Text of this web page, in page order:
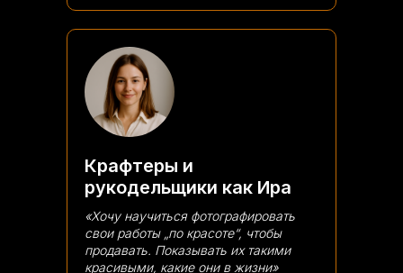
«Хочу научиться фотографировать
свои работы „по красоте“, чтобы
продавать. Показывать их такими
красивыми, какие они в жизни»
Крафтеры и
рукодельщики как Ира